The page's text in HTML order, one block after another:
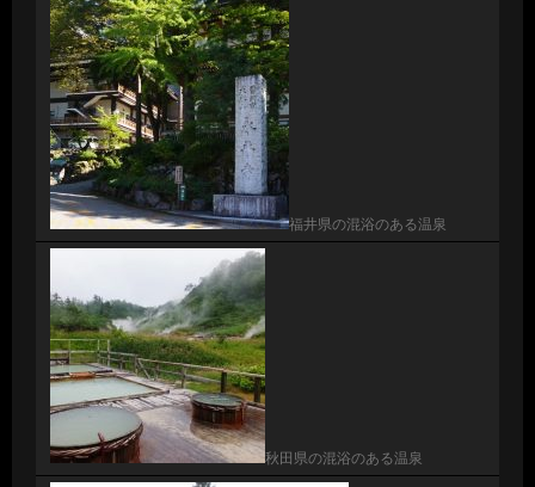
福井県の混浴のある温泉
秋田県の混浴のある温泉